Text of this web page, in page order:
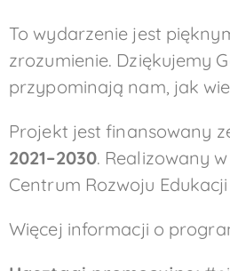
To wydarzenie jest
zrozumienie. Dziękujemy
przypominają nam, jak
Projekt jest finansowany
2021–2030. Realizowany
Centrum Rozwoju
Więcej informacji o